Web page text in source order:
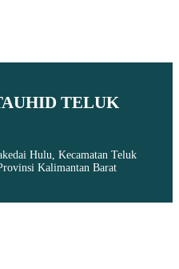
TELUK
Hulu, Kecamatan Teluk
Kalimantan Barat